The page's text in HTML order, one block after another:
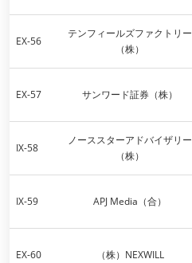
EX-56
テンフィールズファクトリー
（株）
EX-57 サンワード証券（株）
IX-58
ノーススターアドバイザリー
（株）
IX-59 APJ Media（合）
EX-60 （株）NEXWILL